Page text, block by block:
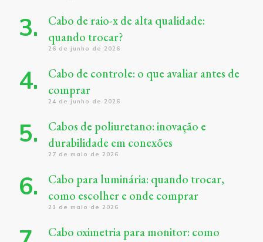
Cabo de raio-x de alta qualidade:
quando trocar?
26 de junho de 2026
Cabo de controle: o que avaliar antes de
comprar
24 de junho de 2026
Cabos de poliuretano: inovação e
durabilidade em conexões
27 de maio de 2026
Cabo para luminária: quando trocar,
como escolher e onde comprar
21 de maio de 2026
Cabo oximetria para monitor: como